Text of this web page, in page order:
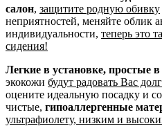
салон, защитите родную обивку
неприятностей, меняйте облик
индивидуальности, теперь это
сидения!
Легкие в установке, простые в
экокожи будут радовать Вас
оцените идеальную посадку и
чистые, гипоаллергенные
ультрафиолету, низким и